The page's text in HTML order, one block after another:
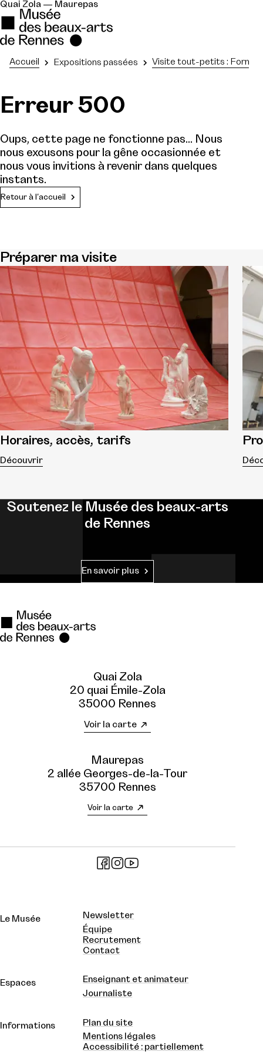
Quai Zola — Maurepas
Accueil Expositions passées Visite tout-petits :
Erreur 500
Oups, cette page ne fonctionne pas... Nous
nous excusons pour la gêne occasionnée et
nous vous invitions à revenir dans quelques
instants.
Retour à l'accueil
Préparer ma visite
Horaires, accès, tarifs
Découvrir
Soutenez le Musée des beaux-arts
de Rennes
En savoir plus
Quai Zola
20 quai Émile-Zola
35000 Rennes
Voir la carte
Maurepas
2 allée Georges-de-la-Tour
35700 Rennes
Voir la carte
Le Musée
Newsletter
Équipe
Recrutement
Contact
Espaces
Enseignant et animateur
Journaliste
Informations
Plan du site
Mentions légales
Accessibilité : partiellement